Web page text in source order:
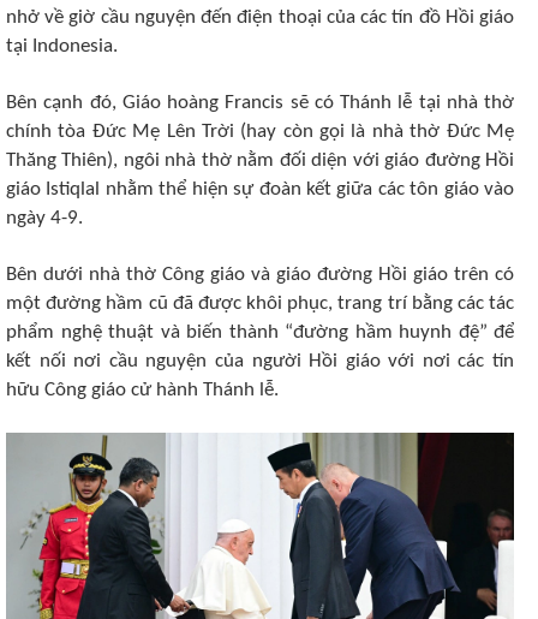
nhở về giờ cầu nguyện đến điện thoại của các tín đồ Hồi giáo
tại Indonesia.
Bên cạnh đó, Giáo hoàng Francis sẽ có Thánh lễ tại nhà thờ
chính tòa Đức Mẹ Lên Trời (hay còn gọi là nhà thờ Đức Mẹ
Thăng Thiên), ngôi nhà thờ nằm đối diện với giáo đường Hồi
giáo Istiqlal nhằm thể hiện sự đoàn kết giữa các tôn giáo vào
ngày 4-9.
Bên dưới nhà thờ Công giáo và giáo đường Hồi giáo trên có
một đường hầm cũ đã được khôi phục, trang trí bằng các tác
phẩm nghệ thuật và biến thành “đường hầm huynh đệ” để
kết nối nơi cầu nguyện của người Hồi giáo với nơi các tín
hữu Công giáo cử hành Thánh lễ.